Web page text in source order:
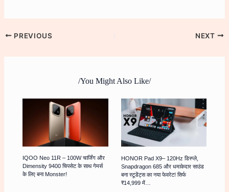
PREVIOUS NEXT
/You Might Also Like/
IQOO Neo 11R – 100W चार्जिंग और
Dimensity 9400 चिपसेट के साथ गेमर्स
के लिए बना Monster!
HONOR Pad X9– 120Hz डिस्प्ले,
Snapdragon 685 और धमाकेदार साउंड
बना स्टूडेंट्स का नया फेवरेट! सिर्फ
₹14,999 में…